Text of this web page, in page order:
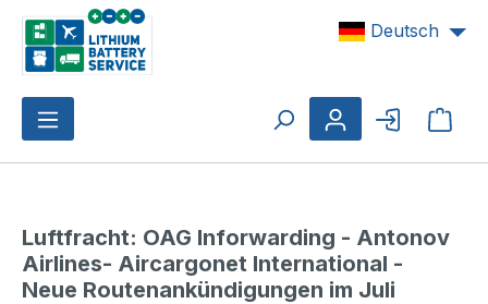
Zum Hauptinhalt springen Deutsch
Luftfracht: OAG Inforwarding - Antonov
Airlines- Aircargonet International -
Neue Routenankündigungen im Juli